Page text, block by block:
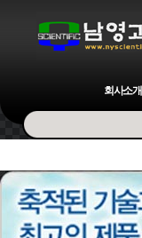
회사소개